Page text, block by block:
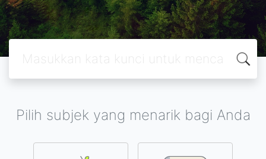
Pilih subjek yang menarik bagi Anda